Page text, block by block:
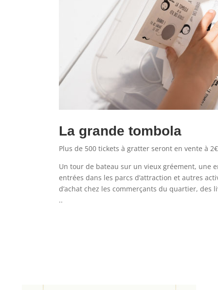
La grande tombola
Plus de 500 tickets à gratter seront en vente à
Un tour de bateau sur un vieux gréement, une
entrées dans les parcs d’attraction et autres
d’achat chez les commerçants du quartier, des
..